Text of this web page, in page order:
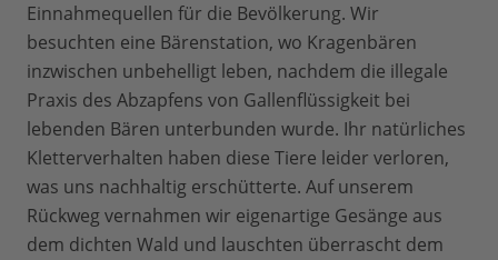
Einnahmequellen für die Bevölkerung. Wir
besuchten eine Bärenstation, wo Kragenbären
inzwischen unbehelligt leben, nachdem die illegale
Praxis des Abzapfens von Gallenflüssigkeit bei
lebenden Bären unterbunden wurde. Ihr natürliches
Kletterverhalten haben diese Tiere leider verloren,
was uns nachhaltig erschütterte. Auf unserem
Rückweg vernahmen wir eigenartige Gesänge aus
dem dichten Wald und lauschten überrascht dem